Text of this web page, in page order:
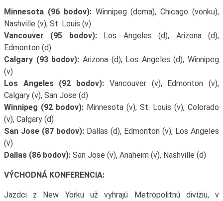
Minnesota (96 bodov):Winnipeg (doma), Chicago (vonku),
Nashville (v), St. Louis (v)
Vancouver (95 bodov):Los Angeles (d), Arizona (d),
Edmonton (d)
Calgary (93 bodov): Arizona (d), Los Angeles (d), Winnipeg
(v)
Los Angeles (92 bodov): Vancouver (v), Edmonton (v),
Calgary (v), San Jose (d)
Winnipeg (92 bodov): Minnesota (v), St. Louis (v), Colorado
(v), Calgary (d)
San Jose (87 bodov): Dallas (d), Edmonton (v), Los Angeles
(v)
Dallas (86 bodov):San Jose (v), Anaheim (v), Nashville (d)
VÝCHODNÁ KONFERENCIA:
Jazdci z New Yorku už vyhrajú Metropolitnú divíziu, v